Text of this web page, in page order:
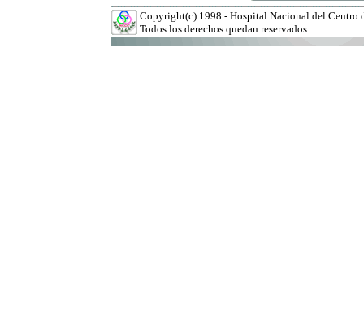
Copyright(c) 1998 - Hospital Nacional del Centro
Todos los derechos quedan reservados.